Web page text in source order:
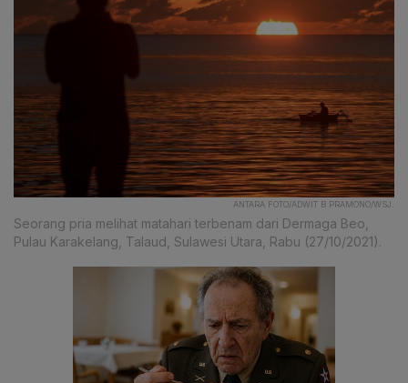
ANTARA FOTO/ADWIT B PRAMONO/WSJ.
Seorang pria melihat matahari terbenam dari Dermaga Beo,
Pulau Karakelang, Talaud, Sulawesi Utara, Rabu (27/10/2021).